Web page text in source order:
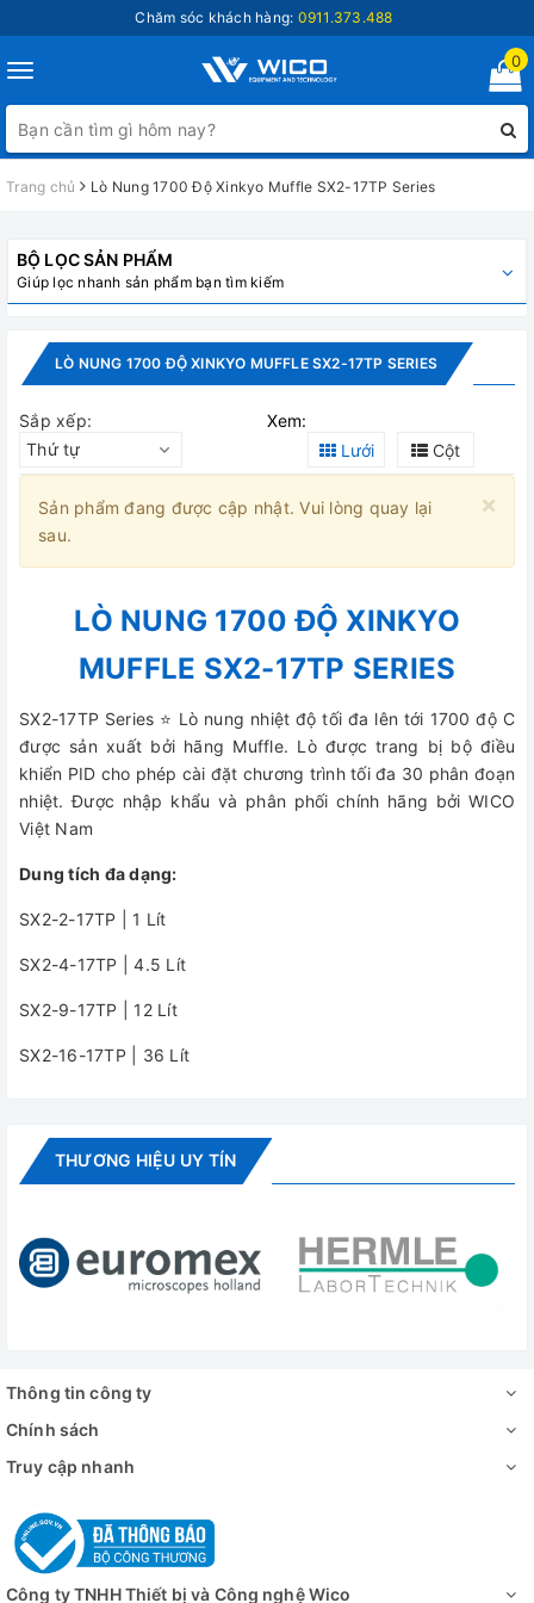
Chăm sóc khách hàng: 0911.373.488
Toggle
navigation
0
Trang chủ Lò Nung 1700 Độ Xinkyo Muffle SX2-17TP Series
BỘ LỌC SẢN PHẨM
Giúp lọc nhanh sản phẩm bạn tìm kiếm
LÒ NUNG 1700 ĐỘ XINKYO MUFFLE SX2-17TP SERIES
Sắp xếp:
Thứ tự
Xem:
Lưới
Cột
×
Sản phẩm đang được cập nhật. Vui lòng quay lại
sau.
LÒ NUNG 1700 ĐỘ XINKYO
MUFFLE SX2-17TP SERIES
SX2-17TP Series ⭐ Lò nung nhiệt độ tối đa lên tới 1700 độ C
được sản xuất bởi hãng Muffle. Lò được trang bị bộ điều
khiển PID cho phép cài đặt chương trình tối đa 30 phân đoạn
nhiệt. Được nhập khẩu và phân phối chính hãng bởi WICO
Việt Nam
Dung tích đa dạng:
SX2-2-17TP | 1 Lít
SX2-4-17TP | 4.5 Lít
SX2-9-17TP | 12 Lít
SX2-16-17TP | 36 Lít
THƯƠNG HIỆU UY TÍN
Thông tin công ty
Chính sách
Truy cập nhanh
Công ty TNHH Thiết bị và Công nghệ Wico